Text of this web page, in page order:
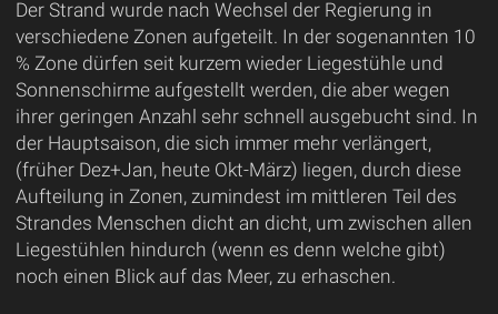
Der Strand wurde nach Wechsel der Regierung in
verschiedene Zonen aufgeteilt. In der sogenannten 10
% Zone dürfen seit kurzem wieder Liegestühle und
Sonnenschirme aufgestellt werden, die aber wegen
ihrer geringen Anzahl sehr schnell ausgebucht sind. In
der Hauptsaison, die sich immer mehr verlängert,
(früher Dez+Jan, heute Okt-März) liegen, durch diese
Aufteilung in Zonen, zumindest im mittleren Teil des
Strandes Menschen dicht an dicht, um zwischen allen
Liegestühlen hindurch (wenn es denn welche gibt)
noch einen Blick auf das Meer, zu erhaschen.